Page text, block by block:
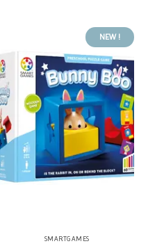
NEW !
SMARTGAMES